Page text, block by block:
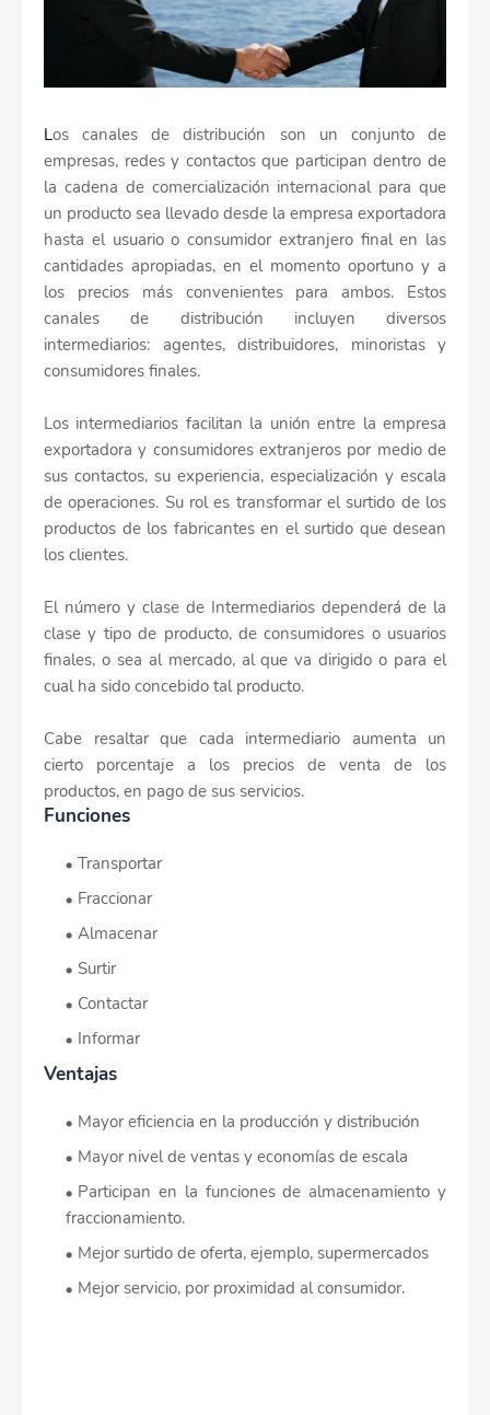
Los canales de distribución son un conjunto de
empresas, redes y contactos que participan dentro de
la cadena de comercialización internacional para que
un producto sea llevado desde la empresa exportadora
hasta el usuario o consumidor extranjero final en las
cantidades apropiadas, en el momento oportuno y a
los precios más convenientes para ambos. Estos
canales de distribución incluyen diversos
intermediarios: agentes, distribuidores, minoristas y
consumidores finales.
Los intermediarios facilitan la unión entre la empresa
exportadora y consumidores extranjeros por medio de
sus contactos, su experiencia, especialización y escala
de operaciones. Su rol es transformar el surtido de los
productos de los fabricantes en el surtido que desean
los clientes.
El número y clase de Intermediarios dependerá de la
clase y tipo de producto, de consumidores o usuarios
finales, o sea al mercado, al que va dirigido o para el
cual ha sido concebido tal producto.
Cabe resaltar que cada intermediario aumenta un
cierto porcentaje a los precios de venta de los
productos, en pago de sus servicios.
Funciones
Transportar
Fraccionar
Almacenar
Surtir
Contactar
Informar
Ventajas
Mayor eficiencia en la producción y distribución
Mayor nivel de ventas y economías de escala
Participan en la funciones de almacenamiento y
fraccionamiento.
Mejor surtido de oferta, ejemplo, supermercados
Mejor servicio, por proximidad al consumidor.